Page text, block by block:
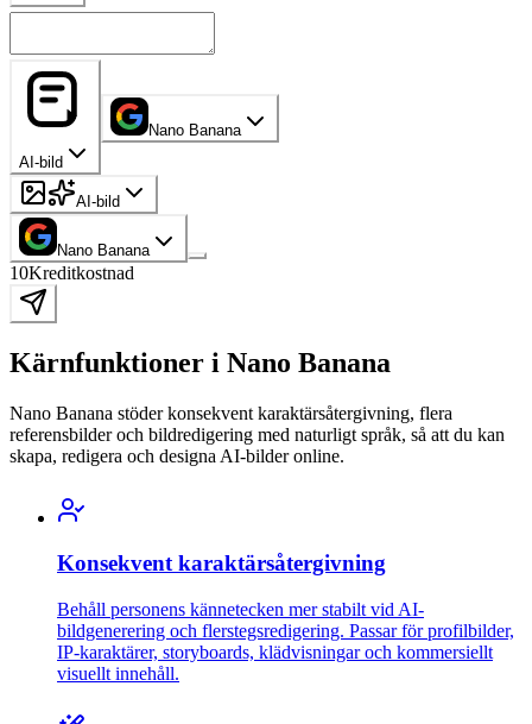
AI-bild
Nano Banana
AI-bild
Nano Banana
10Kreditkostnad
Kärnfunktioner i Nano Banana
Nano Banana stöder konsekvent karaktärsåtergivning, flera
referensbilder och bildredigering med naturligt språk, så att du kan
skapa, redigera och designa AI-bilder online.
Konsekvent karaktärsåtergivning
Behåll personens kännetecken mer stabilt vid AI-
bildgenerering och flerstegsredigering. Passar för profilbilder,
IP-karaktärer, storyboards, klädvisningar och kommersiellt
visuellt innehåll.